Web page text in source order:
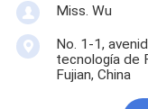
Miss. Wu
No. 1-1,
tecnología de
Fujian, China